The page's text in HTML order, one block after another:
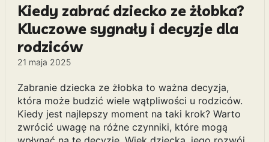
Kiedy zabrać dziecko ze żłobka?
Kluczowe sygnały i decyzje dla
rodziców
21 maja 2025
Zabranie dziecka ze żłobka to ważna decyzja,
która może budzić wiele wątpliwości u rodziców.
Kiedy jest najlepszy moment na taki krok? Warto
zwrócić uwagę na różne czynniki, które mogą